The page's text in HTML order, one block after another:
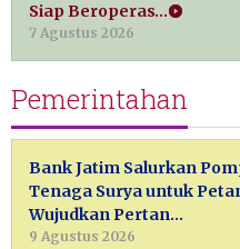
Siap Beroperas…
7 Agustus 2026
Pemerintahan
Bank Jatim Salurkan
Tenaga Surya untuk
Wujudkan Pertan…
9 Agustus 2026